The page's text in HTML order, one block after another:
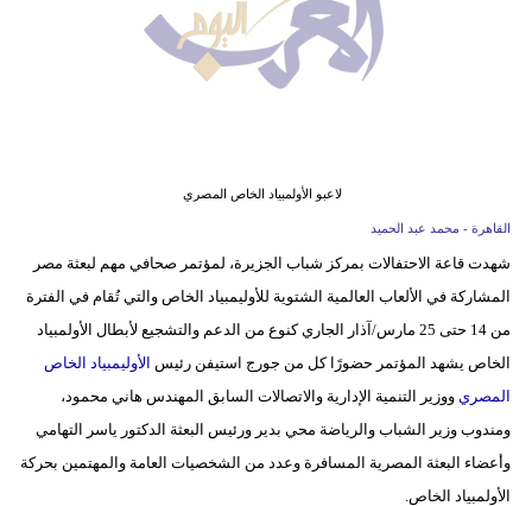
أزياء
إسلامية
وتكنولوجيا
بيئة
لاعبو الأولمبياد الخاص المصري
القاهرة - محمد عبد الحميد
شهدت قاعة الاحتفالات بمركز شباب الجزيرة، لمؤتمر صحافي مهم لبعثة مصر
المشاركة في الألعاب العالمية الشتوية للأوليمبياد الخاص والتي تُقام في الفترة
من 14 حتى 25 مارس/آذار الجاري كنوع من الدعم والتشجيع لأبطال الأولمبياد
الخاص يشهد المؤتمر حضورًا كل من جورج استيفن رئيس الأوليمبياد الخاص
المصري ووزير التنمية الإدارية والاتصالات السابق المهندس هاني محمود،
ومندوب وزير الشباب والرياضة محي بدير ورئيس البعثة الدكتور ياسر التهامي
وأعضاء البعثة المصرية المسافرة وعدد من الشخصيات العامة والمهتمين بحركة
الأولمبياد الخاص.